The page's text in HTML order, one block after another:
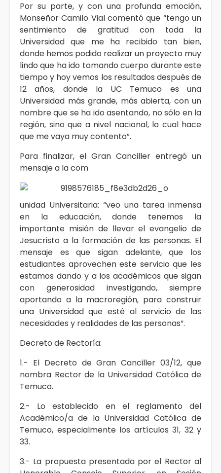
Por su parte, y con una profunda emoción,
Monseñor Camilo Vial comentó que “tengo un
sentimiento de gratitud con toda la
Universidad que me ha recibido tan bien,
donde hemos podido realizar un proyecto muy
lindo que ha ido tomando cuerpo durante este
tiempo y hoy vemos los resultados después de
12 años, donde la UC Temuco es una
Universidad más grande, más abierta, con un
nombre que se ha ido asentando, no sólo en la
región, sino que a nivel nacional, lo cual hace
que me vaya muy contento”.
Para finalizar, el Gran Canciller entregó un
mensaje a la com
unidad Universitaria: “veo una tarea inmensa
en la educación, donde tenemos la
importante misión de llevar el evangelio de
Jesucristo a la formación de las personas. El
mensaje es que sigan adelante, que los
estudiantes aprovechen este servicio que les
estamos dando y a los académicos que sigan
con generosidad investigando, siempre
aportando a la macroregión, para construir
una Universidad que esté al servicio de las
necesidades y realidades de las personas”.
Decreto de Rectoría:
1.- El Decreto de Gran Canciller 03/12, que
nombra Rector de la Universidad Católica de
Temuco.
2.- Lo establecido en el reglamento del
Académico/a de la Universidad Católica de
Temuco, especialmente los artículos 31, 32 y
33.
3.- La propuesta presentada por el Rector al